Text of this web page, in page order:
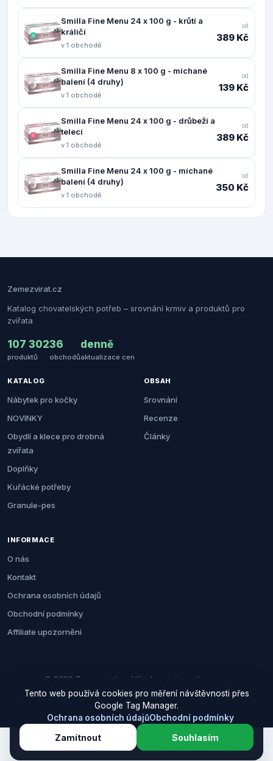
Smilla Fine Menu 24 x 100 g - krůtí a
králičí
v 1 obchodě
od
389 Kč
Smilla Fine Menu 8 x 100 g - míchané
balení (4 druhy)
v 1 obchodě
od
139 Kč
Smilla Fine Menu 24 x 100 g - drůbeží a
telecí
v 1 obchodě
od
389 Kč
Smilla Fine Menu 24 x 100 g - míchané
balení (4 druhy)
v 1 obchodě
od
350 Kč
Zemezvirat.cz
Katalog chovatelských potřeb – srovnání krmiv a produktů pro
zvířata
107 302
produktů
36
obchodů
denně
aktualizace cen
KATALOG
Nábytek pro kočky
NOVINKY
Obydlí a klece pro drobná
zvířata
Doplňky
Kuřácké potřeby
Granule-pes
OBSAH
Srovnání
Recenze
Články
INFORMACE
O nás
Kontakt
Ochrana osobních údajů
Obchodní podmínky
Affiliate upozornění
© 2026 Zemezvirat.cz. Všechna práva vyhrazena.
Za nákup přes naše odkazy můžeme získat provizi. Cenu pro vás to
neovlivní.
Tento web používá cookies pro měření návštěvnosti přes
Google Tag Manager.
Ochrana osobních údajůObchodní podmínky
Zamítnout Souhlasím